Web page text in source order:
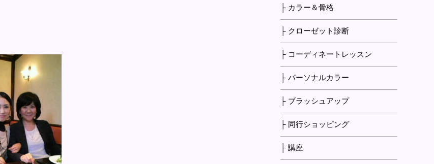
├ カラー＆骨格
├ クローゼット診断
├ コーディネートレッスン
├ パーソナルカラー
├ ブラッシュアップ
├ 同行ショッピング
├ 講座